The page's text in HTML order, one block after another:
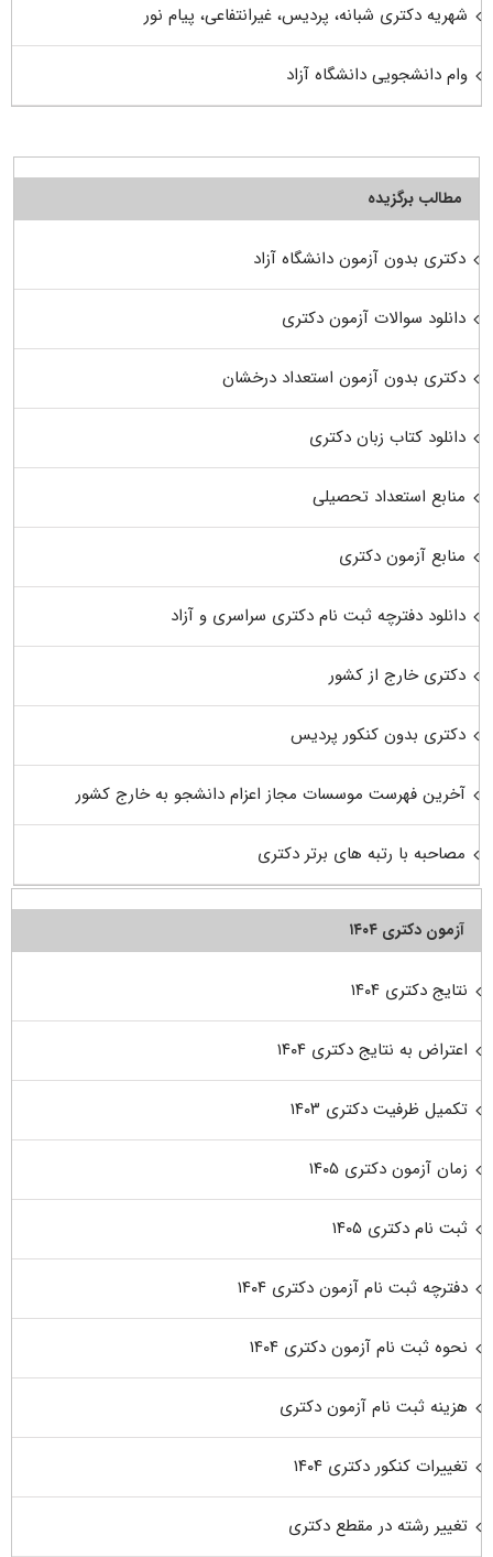
شهریه دکتری شبانه، پردیس، غیرانتفاعی، پیام نور
وام دانشجویی دانشگاه آزاد
مطالب برگزیده
دکتری بدون آزمون دانشگاه آزاد
دانلود سوالات آزمون دکتری
دکتری بدون آزمون استعداد درخشان
دانلود کتاب زبان دکتری
منابع استعداد تحصیلی
منابع آزمون دکتری
دانلود دفترچه ثبت نام دکتری سراسری و آزاد
دکتری خارج از کشور
دکتری بدون کنکور پردیس
آخرین فهرست موسسات مجاز اعزام دانشجو به خارج کشور
مصاحبه با رتبه های برتر دکتری
آزمون دکتری ۱۴۰۴
نتایج دکتری ۱۴۰۴
اعتراض به نتایج دکتری ۱۴۰۴
تکمیل ظرفیت دکتری ۱۴۰۳
زمان آزمون دکتری ۱۴۰۵
ثبت نام دکتری ۱۴۰۵
دفترچه ثبت نام آزمون دکتری ۱۴۰۴
نحوه ثبت نام آزمون دکتری ۱۴۰۴
هزینه ثبت نام آزمون دکتری
تغییرات کنکور دکتری ۱۴۰۴
تغییر رشته در مقطع دکتری